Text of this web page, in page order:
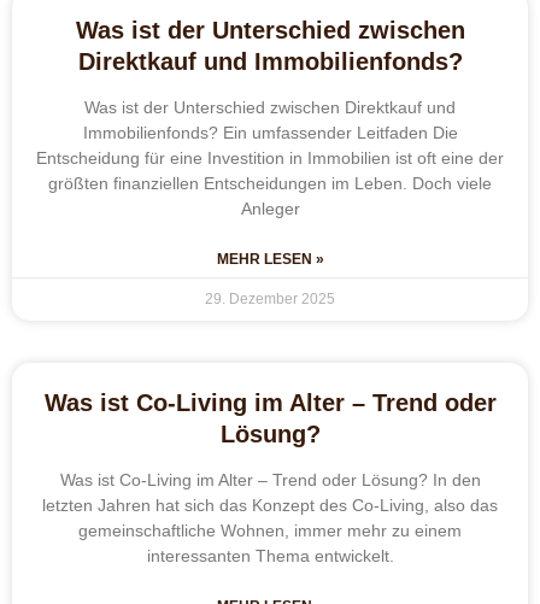
Was ist der Unterschied zwischen
Direktkauf und Immobilienfonds?
Was ist der Unterschied zwischen Direktkauf und
Immobilienfonds? Ein umfassender Leitfaden Die
Entscheidung für eine Investition in Immobilien ist oft eine der
größten finanziellen Entscheidungen im Leben. Doch viele
Anleger
MEHR LESEN »
29. Dezember 2025
Was ist Co-Living im Alter – Trend oder
Lösung?
Was ist Co-Living im Alter – Trend oder Lösung? In den
letzten Jahren hat sich das Konzept des Co-Living, also das
gemeinschaftliche Wohnen, immer mehr zu einem
interessanten Thema entwickelt.